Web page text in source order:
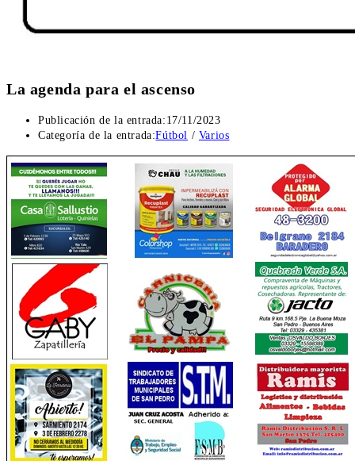
La agenda para el ascenso
Publicación de la entrada: 17/11/2023
Categoría de la entrada:Fútbol / Varios